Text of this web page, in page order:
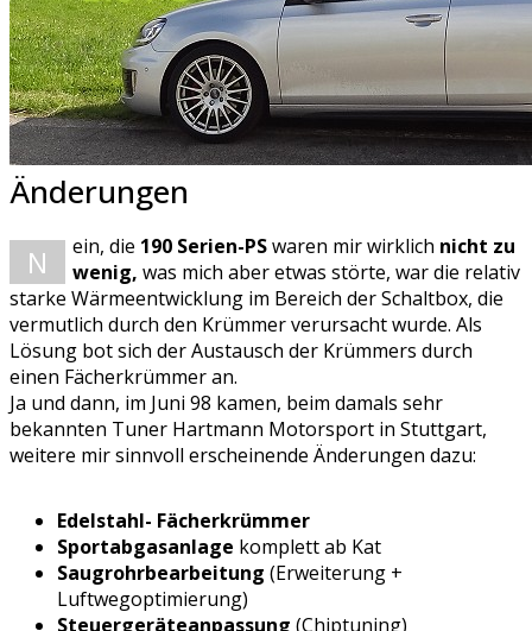
Änderungen
N ein, die 190 Serien-PSwaren mir wirklich nicht zu
wenig, was mich aber etwas störte, war die relativ
starke Wärmeentwicklung im Bereich der Schaltbox, die
vermutlich durch den Krümmer verursacht wurde. Als
Lösung bot sich der Austausch der Krümmers durch
einen Fächerkrümmer an.
Ja und dann, im Juni 98 kamen, beim damals sehr
bekannten Tuner Hartmann Motorsport in Stuttgart,
weitere mir sinnvoll erscheinende Änderungen dazu:
Edelstahl- Fächerkrümmer
Sportabgasanlage komplett ab Kat
Saugrohrbearbeitung (Erweiterung +
Luftwegoptimierung)
Steuergeräteanpassung (Chiptuning)